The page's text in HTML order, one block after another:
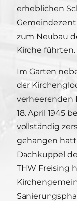
erheblichen
zum Neubau
Kirche führten.
Im Garten
der
verheerenden
18. April 1945
vollständig
gehangen
Dachkuppel
THW Freising